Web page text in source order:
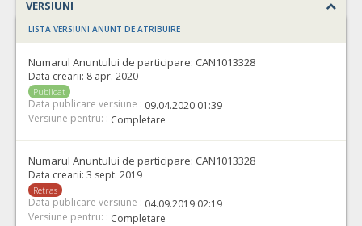
VERSIUNI
LISTA VERSIUNI ANUNT DE ATRIBUIRE
Numarul Anuntului de participare: CAN1013328
Data crearii: 8 apr. 2020
Publicat
Data publicare versiune : 09.04.2020 01:39
Versiune pentru: : Completare
Numarul Anuntului de participare: CAN1013328
Data crearii: 3 sept. 2019
Retras
Data publicare versiune : 04.09.2019 02:19
Versiune pentru: : Completare